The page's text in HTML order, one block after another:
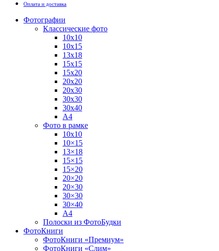
Оплата и доставка
Фотографии
Классические фото
10х10
10х15
13х18
15х15
15х20
20х20
20х30
30х30
30х40
А4
Фото в рамке
10х10
10×15
13×18
15×15
15×20
20×20
20×30
30×30
30×40
A4
Полоски из ФотоБудки
ФотоКниги
ФотоКниги «Премиум»
ФотоКниги «Слим»